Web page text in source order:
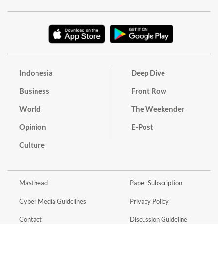
Indonesia
Business
World
Opinion
Culture
Deep Dive
Front Row
The Weekender
E-Post
Masthead
Cyber Media Guidelines
Contact
Paper Subscription
Privacy Policy
Discussion Guideline